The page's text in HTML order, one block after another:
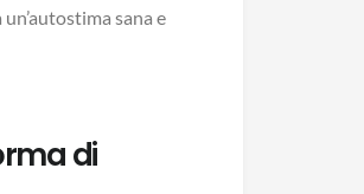
sana e
di